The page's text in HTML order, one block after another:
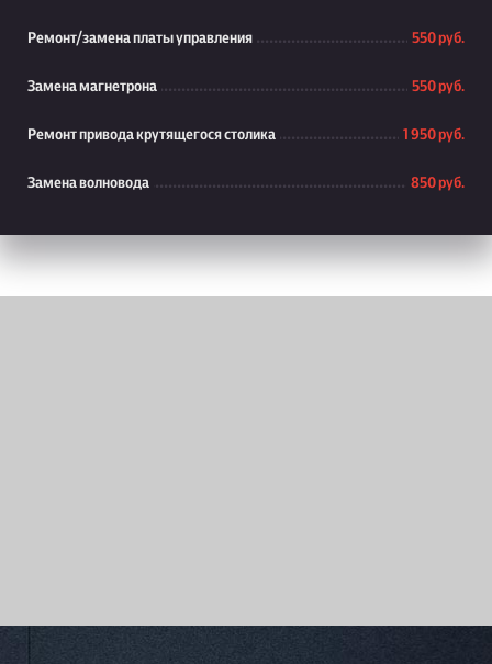
Ремонт/замена платы управления 550 руб.
Замена магнетрона 550 руб.
Ремонт привода крутящегося столика 1 950 руб.
Замена волновода 850 руб.